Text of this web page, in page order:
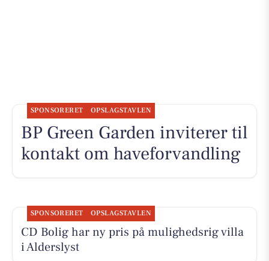
SPONSORERET OPSLAGSTAVLEN
BP Green Garden inviterer til
kontakt om haveforvandling
SPONSORERET OPSLAGSTAVLEN
CD Bolig har ny pris på mulighedsrig villa
i Alderslyst